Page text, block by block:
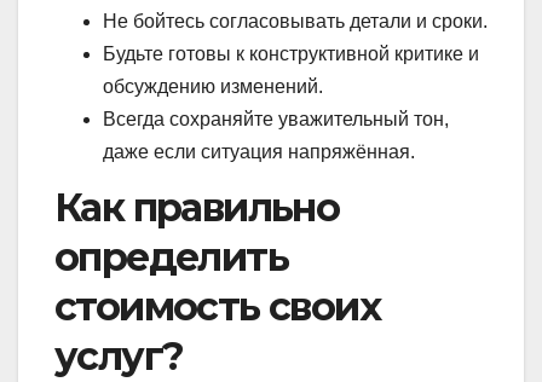
Не бойтесь согласовывать детали и сроки.
Будьте готовы к конструктивной критике и
обсуждению изменений.
Всегда сохраняйте уважительный тон,
даже если ситуация напряжённая.
Как правильно
определить
стоимость своих
услуг?